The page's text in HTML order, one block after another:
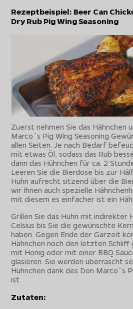
Rezeptbeispiel: Beer Can
Dry Rub Pig Wing Seasoning
Zuerst nehmen Sie das Hähnchen
Marco´s Pig Wing Seasoning
allen Seiten. Je nach Bedarf
mit etwas Öl, sodass das Rub
dann das Hühnchen für ca. 2
Leeren Sie die Bierdose bis zur
Huhn aufrecht sitzend über die
wir Ihnen auch spezielle
mit diesem es einfacher ist ein
Grillen Sie das Huhn mit indirekter
Celsius bis Sie die gewünschte
haben. Gegen Ende der Garzeit
Hähnchen noch den letzten Schliff
mit Honig oder mit einer BBQ
glasieren. Sie werden überrascht
Hühnchen dank des Don Marco´s
ist.
Zutaten: